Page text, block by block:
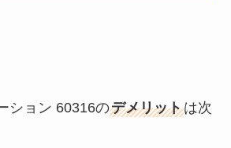
ション 60316のデメリットは次